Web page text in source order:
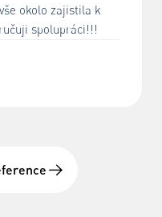
okolo zajistila k
spolupráci!!!